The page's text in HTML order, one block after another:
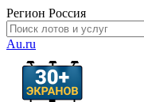
Регион Россия
Au.ru